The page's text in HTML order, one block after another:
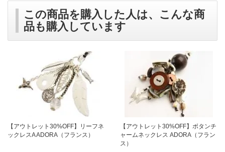
この商品を購入した人は、こんな商
品も購入しています
【アウトレット30%OFF】リーフネ
ックレスA ADORA（フランス）
【アウトレット30%OFF】ボタンチ
ャームネックレス ADORA（フラン
ス）